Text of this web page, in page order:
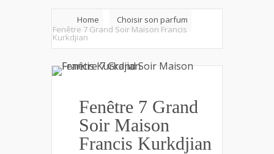
Home
Choisir son parfum
Fenêtre 7 Grand Soir Maison Francis
Kurkdjian
Fenêtre 7 Grand
Soir Maison
Francis Kurkdjian